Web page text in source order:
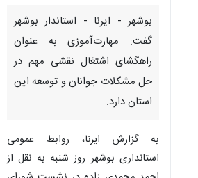
بوشهر - ایرنا - استاندار بوشهر
گفت: مهارت‌آموزی به عنوان
راهگشای اشتغال نقشی مهم در
حل مشکلات جوانان و توسعه این
استان دارد.
به گزارش ایرنا، روابط عمومی
استانداری بوشهر روز شنبه به نقل از